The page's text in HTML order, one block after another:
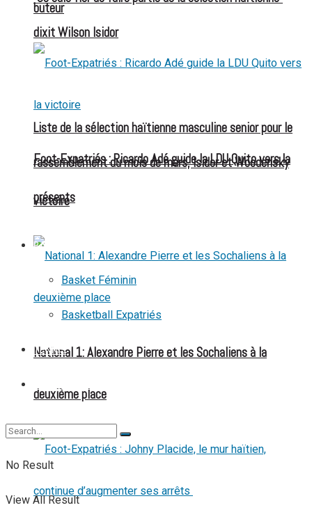
buteur
Foot-Expatriés : Ricardo Adé guide la LDU Quito vers la
victoire
National 1: Alexandre Pierre et les Sochaliens à la
deuxième place
dixit Wilson Isidor
Liste de la sélection haïtienne masculine senior pour le
rassemblement du mois de mars, Isidor et Woodensky
présents
BASKETBALL
Basket Féminin
Basketball Expatriés
TENNIS
No Result
View All Result